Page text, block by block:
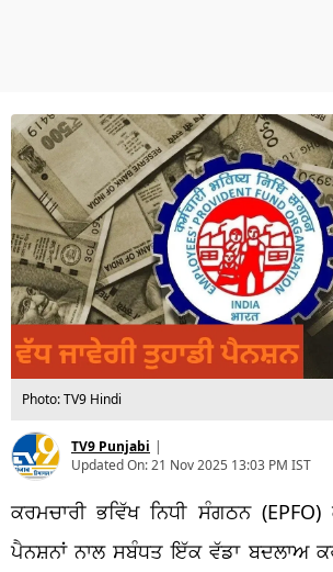
Photo: TV9 Hindi
TV9 Punjabi |
Updated On:21 Nov 2025 13:03 PM IST
ਕਰਮਚਾਰੀ ਭਵਿੱਖ ਨਿਧੀ ਸੰਗਠਨ (EPFO)
ਪੈਨਸ਼ਨਾਂਨਾਲਸਬੰਧਤ ਇੱਕ ਵੱਡਾ ਬਦਲਾਅ